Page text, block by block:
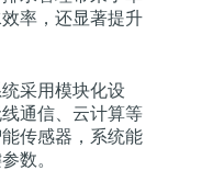
率，还显著提升
采用模块化设
通信、云计算等
传感器，系统能
数。